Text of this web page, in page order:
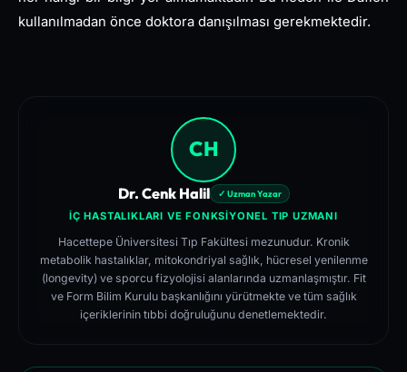
kullanılmadan önce doktora danışılması gerekmektedir.
CH
Dr. Cenk Halil ✓ Uzman Yazar
İÇ HASTALIKLARI VE FONKSIYONEL TIP UZMANI
Hacettepe Üniversitesi Tıp Fakültesi mezunudur. Kronik
metabolik hastalıklar, mitokondriyal sağlık, hücresel yenilenme
(longevity) ve sporcu fizyolojisi alanlarında uzmanlaşmıştır. Fit
ve Form Bilim Kurulu başkanlığını yürütmekte ve tüm sağlık
içeriklerinin tıbbi doğruluğunu denetlemektedir.